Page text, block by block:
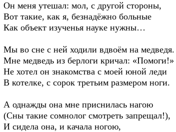
Он меня утешал: мол, с другой стороны,
Вот такие, как я, безнадёжно больные
Как объект изученья науке нужны…
Мы во сне с ней ходили вдвоём на медведя.
Мне медведь из берлоги кричал: «Помоги!»
Не хотел он знакомства с моей юной леди
В котелке, с сорок третьим размером ноги.
А однажды она мне приснилась нагою
(Сны такие сомнолог смотреть запрещал!),
И сидела она, и качала ногою,